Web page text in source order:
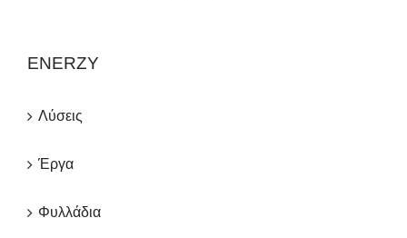
ENERZY
Λύσεις
Έργα
Φυλλάδια